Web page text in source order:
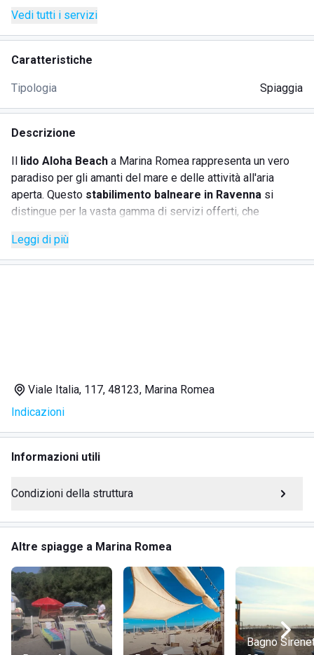
Vedi tutti i servizi
Caratteristiche
Tipologia Spiaggia
Descrizione
Il lido Aloha Beach a Marina Romea rappresenta un vero
paradiso per gli amanti del mare e delle attività all'aria
aperta. Questo stabilimento balneare in Ravenna si
distingue per la vasta gamma di servizi offerti, che
paddle board, ai campi da beach tennis e beach volley. Non
mancano attività come yoga, aquagym e jazzercise, per una
Attività di yoga, aquagym e jazzercise
Noleggio biciclette e tender con servizio di pranzo e
cena take away
Miniclub Aloha con animazione e feste per bambini
Servizio carrozzine da spiaggia per disabili
Lettini regolabili in 3 posizioni e 164 ombrelloni
Ristorante Veranda sul Mare con piatti di pesce,
vegetariani e vegani
Baretto on the beach per cocktail, aperitivi e centrifugati
Eventi privati come compleanni, meeting aziendali e
matrimoni
Leggi di più
Viale Italia, 117, 48123, Marina Romea
Indicazioni
Informazioni utili
Condizioni della struttura
Altre spiagge a Marina Romea
Bagno